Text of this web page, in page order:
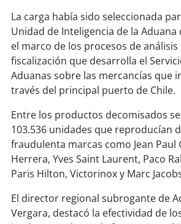
soy talcahuano
soyconcepción
soycoronel
soyarauco
soytemuco
soyosorno
La carga había sido seleccionada
Unidad de Inteligencia de la Aduana
el marco de los procesos de análisis
fiscalización que desarrolla el
Aduanas sobre las mercancías que
través del principal puerto de Chile.
Entre los productos decomisados
103.536 unidades que reproducían
fraudulenta marcas como Jean Paul
Herrera, Yves Saint Laurent, Paco
Paris Hilton, Victorinox y Marc
El director regional subrogante de
Vergara, destacó la efectividad de